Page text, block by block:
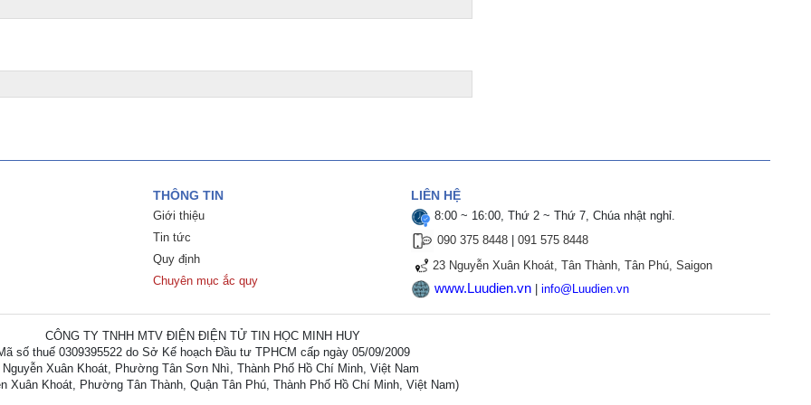
THÔNG TIN
Giới thiệu
Tin tức
Quy định
Chuyên mục ắc quy
LIÊN HỆ
8:00 ~ 16:00, Thứ 2 ~ Thứ 7, Chúa nhật nghỉ.
090 375 8448 |091 575 8448
23 Nguyễn Xuân Khoát, Tân Thành, Tân Phú, Saigon
www.Luudien.vn |info@Luudien.vn
CÔNG TY TNHH MTV ĐIỆN ĐIỆN TỬ TIN HỌC MINH HUY
số thuế 0309395522 do Sở Kế hoạch Đầu tư TPHCM cấp ngày 05/09/2009
Nguyễn Xuân Khoát, Phường Tân Sơn Nhì, Thành Phố Hồ Chí Minh, Việt Nam
Xuân Khoát, Phường Tân Thành, Quận Tân Phú, Thành Phố Hồ Chí Minh, Việt Nam)